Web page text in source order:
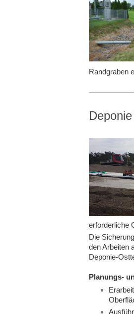
Randgraben
erforderliche
Die
den Arbeiten
Deponie-
Planungs-